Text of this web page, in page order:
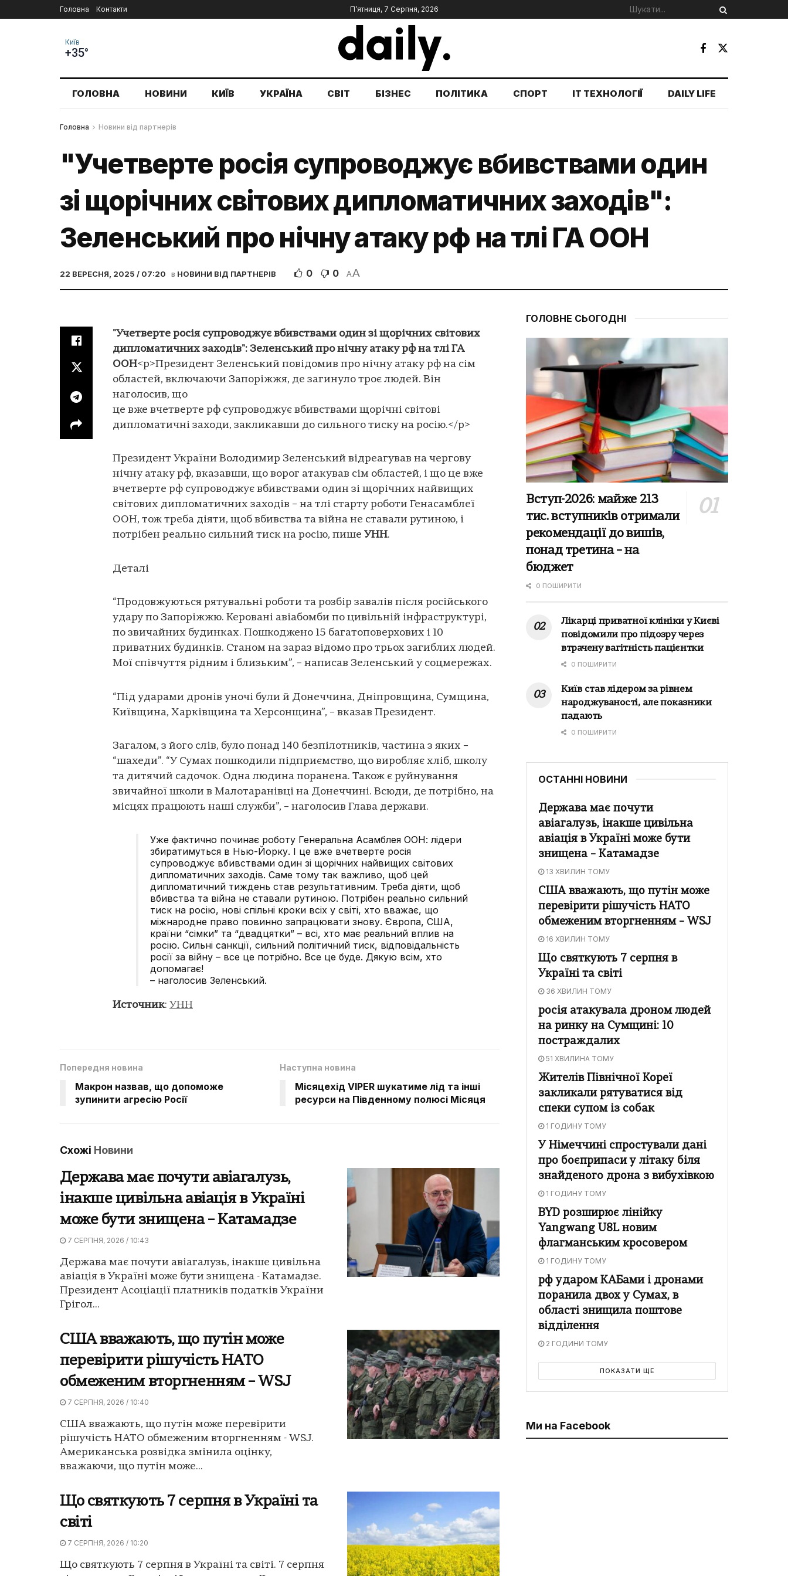
Головна Контакти П’ятниця, 7 Серпня, 2026
Київ
+35°
ГОЛОВНА НОВИНИ КИЇВ УКРАЇНА СВІТ БІЗНЕС ПОЛІТИКА СПОРТ IT ТЕХНОЛОГІЇ DAILY LIFE
Головна Новини від партнерів
"Учетверте росія супроводжує вбивствами один
зі щорічних світових дипломатичних заходів":
Зеленський про нічну атаку рф на тлі ГА ООН
22 ВЕРЕСНЯ, 2025 / 07:20 в НОВИНИ ВІД ПАРТНЕРІВ 0 0 AA
"Учетверте росія супроводжує вбивствами один зі щорічних світових
дипломатичних заходів": Зеленський про нічну атаку рф на тлі ГА
ООН<p>Президент Зеленський повідомив про нічну атаку рф на сім
областей, включаючи Запоріжжя, де загинуло троє людей. Він
наголосив, що
це вже вчетверте рф супроводжує вбивствами щорічні світові
дипломатичні заходи, закликавши до сильного тиску на росію.</p>
Президент України Володимир Зеленський відреагував на чергову
нічну атаку рф, вказавши, що ворог атакував сім областей, і що це вже
вчетверте рф супроводжує вбивствами один зі щорічних найвищих
світових дипломатичних заходів – на тлі старту роботи Генасамблеї
ООН, тож треба діяти, щоб вбивства та війна не ставали рутиною, і
потрібен реально сильний тиск на росію, пише УНН.
Деталі
“Продовжуються рятувальні роботи та розбір завалів після російського
удару по Запоріжжю. Керовані авіабомби по цивільній інфраструктурі,
по звичайних будинках. Пошкоджено 15 багатоповерхових і 10
приватних будинків. Станом на зараз відомо про трьох загиблих людей.
Мої співчуття рідним і близьким”, – написав Зеленський у соцмережах.
“Під ударами дронів уночі були й Донеччина, Дніпровщина, Сумщина,
Київщина, Харківщина та Херсонщина”, – вказав Президент.
Загалом, з його слів, було понад 140 безпілотників, частина з яких –
“шахеди”. “У Сумах пошкодили підприємство, що виробляє хліб, школу
та дитячий садочок. Одна людина поранена. Також є руйнування
звичайної школи в Малотаранівці на Донеччині. Всюди, де потрібно, на
місцях працюють наші служби”, – наголосив Глава держави.
Уже фактично починає роботу Генеральна Асамблея ООН: лідери
збиратимуться в Нью-Йорку. І це вже вчетверте росія
супроводжує вбивствами один зі щорічних найвищих світових
дипломатичних заходів. Саме тому так важливо, щоб цей
дипломатичний тиждень став результативним. Треба діяти, щоб
вбивства та війна не ставали рутиною. Потрібен реально сильний
тиск на росію, нові спільні кроки всіх у світі, хто вважає, що
міжнародне право повинно запрацювати знову. Європа, США,
країни “сімки” та “двадцятки” – всі, хто має реальний вплив на
росію. Сильні санкції, сильний політичний тиск, відповідальність
росії за війну – все це потрібно. Все це буде. Дякую всім, хто
допомагає!
– наголосив Зеленський.
Источник: УНН
Попередня новина
Макрон назвав, що допоможе
зупинити агресію Росії
Наступна новина
Місяцехід VIPER шукатиме лід та інші
ресурси на Південному полюсі Місяця
Схожі Новини
Держава має почути авіагалузь,
інакше цивільна авіація в Україні
може бути знищена – Катамадзе
7 СЕРПНЯ, 2026 / 10:43
Держава має почути авіагалузь, інакше цивільна
авіація в Україні може бути знищена - Катамадзе.
Президент Асоціації платників податків України
Грігол...
США вважають, що путін може
перевірити рішучість НАТО
обмеженим вторгненням – WSJ
7 СЕРПНЯ, 2026 / 10:40
США вважають, що путін може перевірити
рішучість НАТО обмеженим вторгненням - WSJ.
Американська розвідка змінила оцінку,
вважаючи, що путін може...
Що святкують 7 серпня в Україні та
світі
7 СЕРПНЯ, 2026 / 10:20
Що святкують 7 серпня в Україні та світі. 7 серпня
ГОЛОВНЕ СЬОГОДНІ
Вступ-2026: майже 213
тис. вступників отримали
рекомендації до вишів,
понад третина – на
бюджет
0 ПОШИРИТИ
Лікарці приватної клініки у Києві
повідомили про підозру через
втрачену вагітність пацієнтки
0 ПОШИРИТИ
Київ став лідером за рівнем
народжуваності, але показники
падають
0 ПОШИРИТИ
ОСТАННІ НОВИНИ
Держава має почути
авіагалузь, інакше цивільна
авіація в Україні може бути
знищена – Катамадзе
13 ХВИЛИН ТОМУ
США вважають, що путін може
перевірити рішучість НАТО
обмеженим вторгненням – WSJ
16 ХВИЛИН ТОМУ
Що святкують 7 серпня в
Україні та світі
36 ХВИЛИН ТОМУ
росія атакувала дроном людей
на ринку на Сумщині: 10
постраждалих
51 ХВИЛИНА ТОМУ
Жителів Північної Кореї
закликали рятуватися від
спеки супом із собак
1 ГОДИНУ ТОМУ
У Німеччині спростували дані
про боєприпаси у літаку біля
знайденого дрона з вибухівкою
1 ГОДИНУ ТОМУ
BYD розширює лінійку
Yangwang U8L новим
флагманським кросовером
1 ГОДИНУ ТОМУ
рф ударом КАБами і дронами
поранила двох у Сумах, в
області знищила поштове
відділення
2 ГОДИНИ ТОМУ
ПОКАЗАТИ ЩЕ
Ми на Facebook